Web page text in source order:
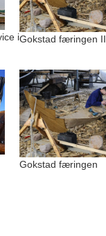
iGokstad færingen II
Gokstad færingen